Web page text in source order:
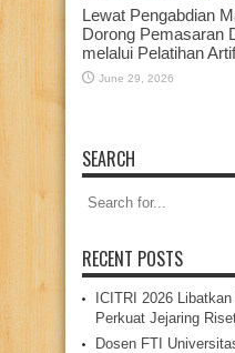
Lewat Pengabdian
Dorong Pemasaran
melalui Pelatihan
June 29, 2026
SEARCH
Search
for:
RECENT POSTS
ICITRI 2026
Perkuat Jejaring
Dosen FTI